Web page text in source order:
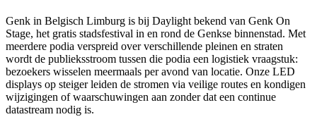
Genk in Belgisch Limburg is bij Daylight bekend van Genk On
Stage, het gratis stadsfestival in en rond de Genkse binnenstad. Met
meerdere podia verspreid over verschillende pleinen en straten
wordt de publieksstroom tussen die podia een logistiek vraagstuk:
bezoekers wisselen meermaals per avond van locatie. Onze LED
displays op steiger leiden de stromen via veilige routes en kondigen
wijzigingen of waarschuwingen aan zonder dat een continue
datastream nodig is.